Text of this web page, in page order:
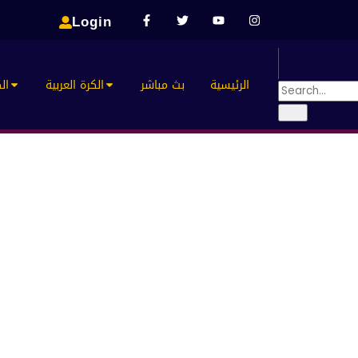
Login
الكرة العربية بث مباشر الرئيسية